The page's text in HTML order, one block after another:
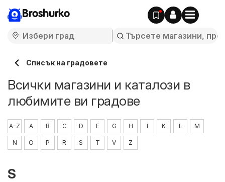
Broshurko
Cписък на градовете
Всички магазини и каталози в
любимите ви градове
A-Z A B C D E G H I K L M
N O P R S T V Z
S